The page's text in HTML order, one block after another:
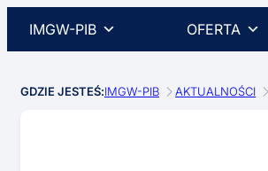
IMGW-PIB OFERTA
GDZIE JESTEŚ:IMGW-PIB AKTUALNOŚCI